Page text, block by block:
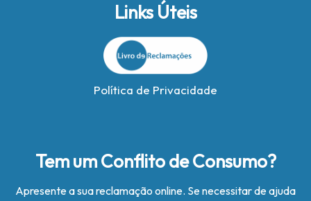
Links Úteis
Política de Privacidade
Tem um Conflito de Consumo?
Apresente a sua reclamação online. Se necessitar de ajuda